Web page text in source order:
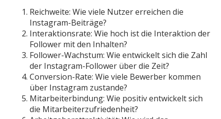
Reichweite: Wie viele Nutzer erreichen die
Instagram-Beiträge?
Interaktionsrate: Wie hoch ist die Interaktion der
Follower mit den Inhalten?
Follower-Wachstum: Wie entwickelt sich die Zahl
der Instagram-Follower über die Zeit?
Conversion-Rate: Wie viele Bewerber kommen
über Instagram zustande?
Mitarbeiterbindung: Wie positiv entwickelt sich
die Mitarbeiterzufriedenheit?